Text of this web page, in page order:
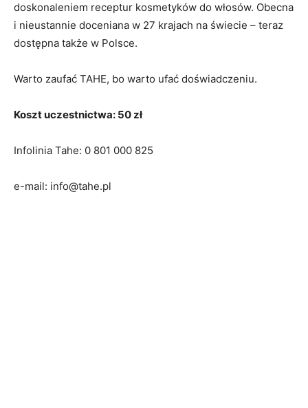
doskonaleniem receptur kosmetyków do włosów. Obecna
i nieustannie doceniana w 27 krajach na świecie – teraz
dostępna także w Polsce.
Warto zaufać TAHE, bo warto ufać doświadczeniu.
Koszt uczestnictwa: 50 zł
Infolinia Tahe: 0 801 000 825
e-mail: info@tahe.pl